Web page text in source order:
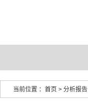
当前位置 ： 首页 > 分析报告